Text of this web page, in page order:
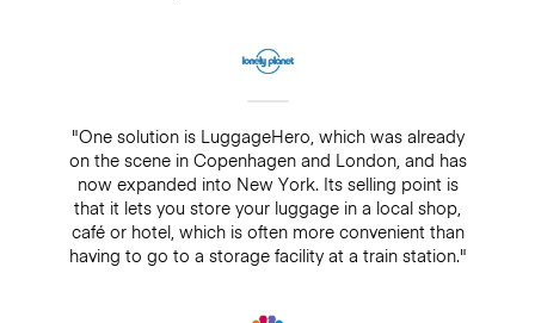
"One solution is LuggageHero, which was already
on the scene in Copenhagen and London, and has
now expanded into New York. Its selling point is
that it lets you store your luggage in a local shop,
café or hotel, which is often more convenient than
having to go to a storage facility at a train station."